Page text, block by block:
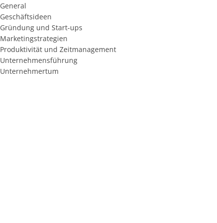
General
Geschäftsideen
Gründung und Start-ups
Marketingstrategien
Produktivität und Zeitmanagement
Unternehmensführung
Unternehmertum